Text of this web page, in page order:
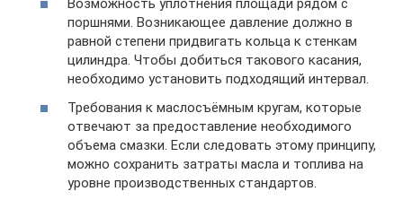
Возможность уплотнения площади рядом с
поршнями. Возникающее давление должно в
равной степени придвигать кольца к стенкам
цилиндра. Чтобы добиться такового касания,
необходимо установить подходящий интервал.
Требования к маслосъёмным кругам, которые
отвечают за предоставление необходимого
объема смазки. Если следовать этому принципу,
можно сохранить затраты масла и топлива на
уровне производственных стандартов.